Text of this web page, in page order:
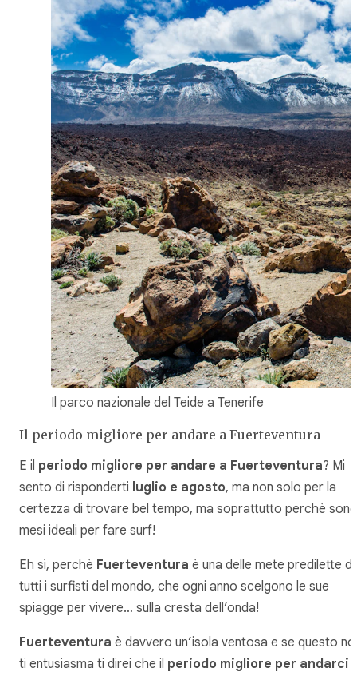
Il parco nazionale del Teide a Tenerife
Il periodo migliore per andare a Fuerteventura
E il periodo migliore per andare a Fuerteventura? Mi
sento di risponderti luglio e agosto, ma non solo per la
certezza di trovare bel tempo, ma soprattutto perchè
mesi ideali per fare surf!
Eh sì, perchè Fuerteventura è una delle mete predilette
tutti i surfisti del mondo, che ogni anno scelgono le sue
spiagge per vivere… sulla cresta dell’onda!
Fuerteventura è davvero un’isola ventosa e se questo
ti entusiasma ti direi che il periodo migliore per andarci